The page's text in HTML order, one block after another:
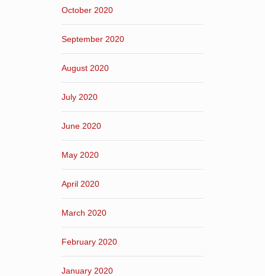
October 2020
September 2020
August 2020
July 2020
June 2020
May 2020
April 2020
March 2020
February 2020
January 2020